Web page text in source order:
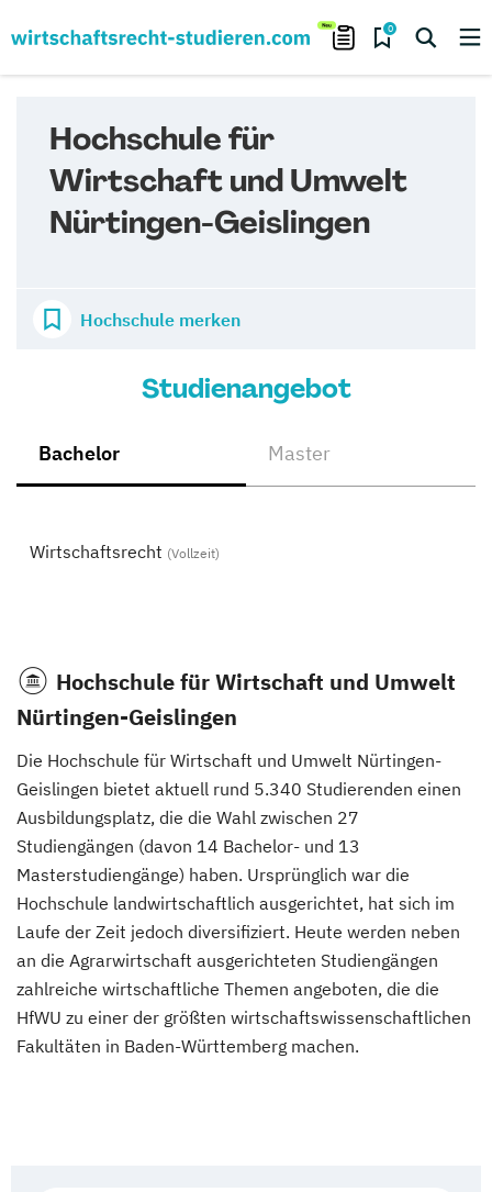
0
Hochschule für
Wirtschaft und Umwelt
Nürtingen-Geislingen
Hochschule merken
Studienangebot
Bachelor Master
Wirtschaftsrecht (Vollzeit)
Hochschule für Wirtschaft und Umwelt
Nürtingen-Geislingen
Die Hochschule für Wirtschaft und Umwelt Nürtingen-
Geislingen bietet aktuell rund 5.340 Studierenden einen
Ausbildungsplatz, die die Wahl zwischen 27
Studiengängen (davon 14 Bachelor- und 13
Masterstudiengänge) haben. Ursprünglich war die
Hochschule landwirtschaftlich ausgerichtet, hat sich im
Laufe der Zeit jedoch diversifiziert. Heute werden neben
an die Agrarwirtschaft ausgerichteten Studiengängen
zahlreiche wirtschaftliche Themen angeboten, die die
HfWU zu einer der größten wirtschaftswissenschaftlichen
Fakultäten in Baden-Württemberg machen.